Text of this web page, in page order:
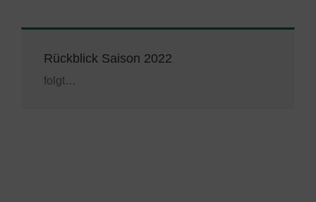
Rückblick Saison 2022
folgt…